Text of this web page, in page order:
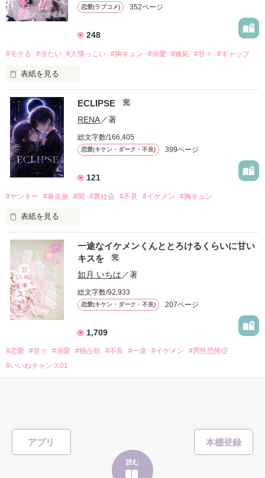
アプリ
読む
恋愛(ラブコメ) 352ページ
248
#モテる #冷たい #人懐っこい #胸キュン #溺愛 #嫉妬 #甘々 #ギャップ
表紙を見る
「好きだったから、別れを選んだ。」
モテる人を好きになるのが怖かった。
だから私は、中学時代に大好きだった彼を自分から振った。
もう会うことはないと思っていたのに、
高校生になって再会した彼は、隣の学校で”王子様”と呼ばれる
他の女の子には冷たいのに
私にだけ昔と変わらない笑顔を向けてくる。
「澪ちゃん。」
それは止まっていた恋が再び動き始める合図──。
✨.ﾟ･*..☆.｡.:*✨.☆.｡.:. *:ﾟ✨.ﾟ･*..☆.｡.:*✨
冴木澪-SaekiMio
×
✨.ﾟ･*..☆.｡.:*✨.☆.｡.:. *:ﾟ✨.ﾟ･*..☆.｡.:*✨
そして光を巡ってライバルも登場！？
ECLIPSE 完
RENA／著
総文字数/166,405
恋愛(キケン・ダーク・不良) 399ページ
121
#ヤンキー #暴走族 #闇 #裏社会 #不良 #イケメン #胸キュン
表紙を見る
表紙画像はAIです
作品を読む
一途なイケメンくんととろけるくらいに甘い
キスを
完
如月 いちは ／著
総文字数/92,933
恋愛(キケン・ダーク・不良) 207ページ
1,709
#恋愛 #甘々 #溺愛 #独占欲 #不良 #一途 #イケメン
#男性恐怖症
#いいねチャンス01
「瑠莉に一目惚れしたんだよ……悪いかよ」